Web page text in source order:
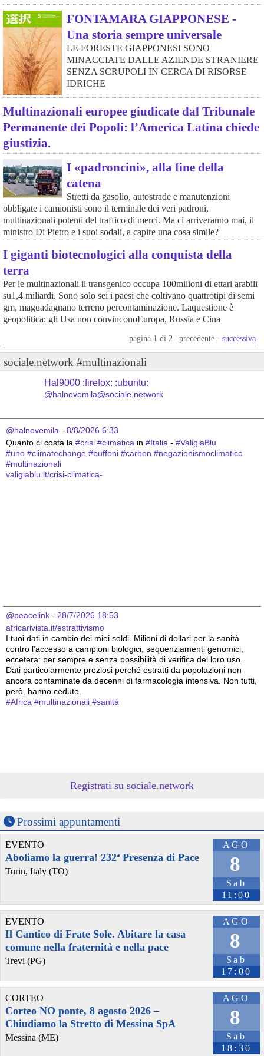
FONTAMARA GIAPPONESE -
Una storia sempre universale
LE FORESTE GIAPPONESI SONO
MINACCIATE DALLE AZIENDE STRANIERE
SENZA SCRUPOLI IN CERCA DI RISORSE
IDRICHE
Multinazionali europee giudicate dal Tribunale
Permanente dei Popoli: l’America Latina chiede
giustizia.
I «padroncini», alla fine della
catena
Stretti da gasolio, autostrade e manutenzioni
obbligate i camionisti sono il terminale dei veri padroni,
multinazionali potenti del traffico di merci. Ma ci arriveranno mai, il
ministro Di Pietro e i suoi sodali, a capire una cosa simile?
I giganti biotecnologici alla conquista della
terra
Per le multinazionali il transgenico occupa 100milioni di ettari arabili
su1,4 miliardi. Sono solo sei i paesi che coltivano quattrotipi di semi
gm, maguadagnano terreno percontaminazione. Laquestione è
geopolitica: gli Usa non convinconoEuropa, Russia e Cina
pagina 1 di 2 | precedente -successiva
sociale.network #multinazionali
Hal9000 :firefox: :ubuntu:
@halnovemila@sociale.network
@halnovemila - 8/8/2026 6:33
Quanto ci costa la #crisi #climatica in #Italia - #ValigiaBlu
#uno #climatechange #buffoni #carbon #negazionismoclimatico
#multinazionali
valigiablu.it/crisi-climatica-
@peacelink - 28/7/2026 18:53
africarivista.it/estrattivismo
I tuoi dati in cambio dei miei soldi. Milioni di dollari per la sanità
contro l’accesso a campioni biologici, sequenziamenti genomici,
eccetera: per sempre e senza possibilità di verifica del loro uso.
Dati particolarmente preziosi perché estratti da popolazioni non
ancora contaminate da decenni di farmacologia intensiva. Non tutti,
però, hanno ceduto.
#Africa #multinazionali #sanità
@redhotcyber
Europa al collasso entro il 2031? Lo scenario shock che sta
facendo tremare Bruxelles
📌 Link all'articolo :
unioneuropea
Registrati su sociale.network
Prossimi appuntamenti
AGO
8
Sab
11:00
EVENTO
Aboliamo la guerra! 232ª Presenza di Pace
Turin, Italy (TO)
AGO
8
Sab
17:00
EVENTO
Il Cantico di Frate Sole. Abitare la casa
comune nella fraternità e nella pace
Trevi (PG)
AGO
8
Sab
18:30
CORTEO
Corteo NO ponte, 8 agosto 2026 –
Chiudiamo la Stretto di Messina SpA
Messina (ME)